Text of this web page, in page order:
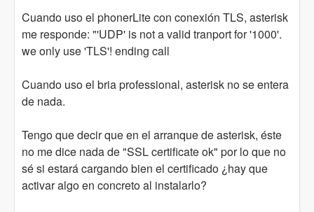
Cuando uso el phonerLite con conexión TLS, asterisk
me responde: "'UDP' is not a valid tranport for '1000'.
we only use 'TLS'! ending call
Cuando uso el bria professional, asterisk no se entera
de nada.
Tengo que decir que en el arranque de asterisk, éste
no me dice nada de "SSL certificate ok" por lo que no
sé si estará cargando bien el certificado ¿hay que
activar algo en concreto al instalarlo?